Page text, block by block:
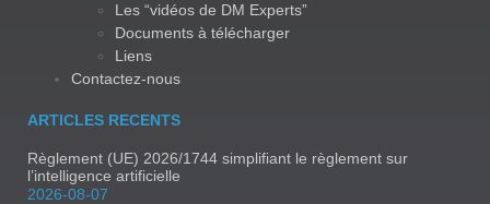
Les “vidéos de DM Experts”
Documents à télécharger
Liens
Contactez-nous
ARTICLES RECENTS
Règlement (UE) 2026/1744 simplifiant le règlement sur
l’intelligence artificielle
2026-08-07